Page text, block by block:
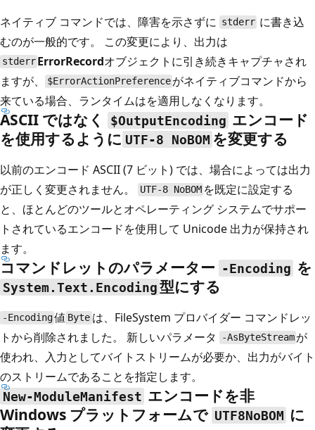
ネイティブ コマンドでは、障害を示さずに stderr に書き込
むのが一般的です。 この変更により、出力は
stderr ErrorRecordオブジェクトに引き続きキャプチャされ
ますが、
$ErrorActionPreference がネイティブコマンドから
来ている場合、ランタイムはを適用しなくなります。
ASCII ではなく $OutputEncoding エンコード
を使用するように UTF-8 NoBOM を変更する
以前のエンコード ASCII (7 ビット) では、場合によっては出力
が正しく変更されません。
UTF-8 NoBOM を既定に設定する
と、ほとんどのツールとオペレーティング システムでサポー
トされているエンコードを使用して Unicode 出力が保持され
ます。
コマンドレットのパラメーター -Encoding を
System.Text.Encoding型にする
-Encoding値 Byteは、FileSystem プロバイダー コマンドレッ
トから削除されました。 新しいパラメータ
-AsByteStream が
使われ、入力としてバイトストリームが必要か、出力がバイト
のストリームであることを指定します。
New-ModuleManifest エンコードを非
Windows プラットフォームで UTF8NoBOM に